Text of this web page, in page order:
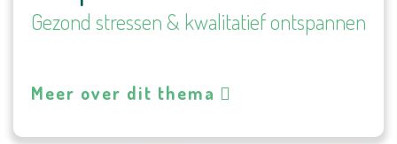
Gezond stressen & kwalitatief ontspannen
Meer over dit thema